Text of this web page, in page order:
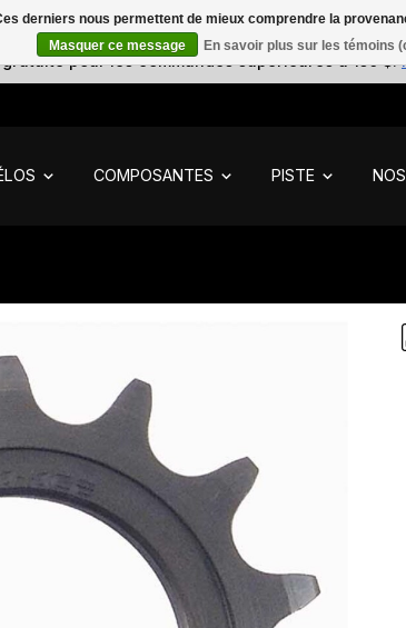
pour les commandes supérieures à 150 $.
COMPOSANTES PISTE
derniers nous permettent de mieux comprendre la
Masquer ce message
En savoir plus sur les témoins